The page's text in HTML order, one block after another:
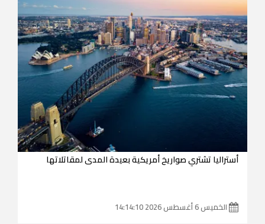
أستراليا تشتري صواريخ أمريكية بعيدة المدى لمقاتلاتها
الخميس 6 أغسطس 2026 14:14:10